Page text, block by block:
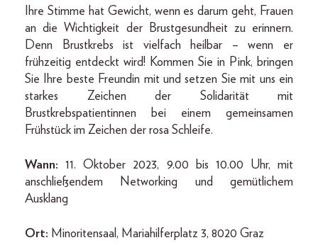
Ihre Stimme hat Gewicht, wenn es darum geht, Frauen
an die Wichtigkeit der Brustgesundheit zu erinnern.
Denn Brustkrebs ist vielfach heilbar – wenn er
frühzeitig entdeckt wird! Kommen Sie in Pink, bringen
Sie Ihre beste Freundin mit und setzen Sie mit uns ein
starkes Zeichen der Solidarität mit
Brustkrebspatientinnen bei einem gemeinsamen
Frühstück im Zeichen der rosa Schleife.
Wann: 11. Oktober 2023, 9.00 bis 10.00 Uhr, mit
anschließendem Networking und gemütlichem
Ausklang
Ort: Minoritensaal, Mariahilferplatz 3, 8020 Graz